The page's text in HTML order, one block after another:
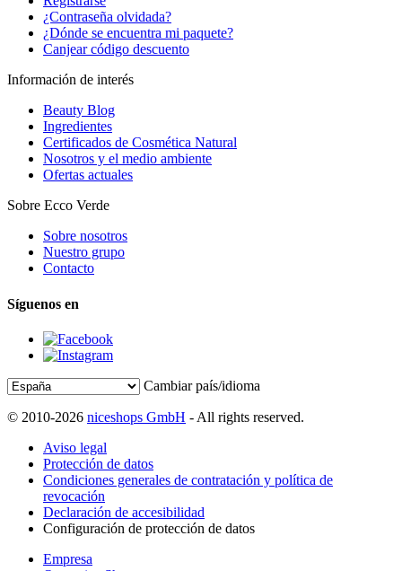
¿Contraseña olvidada?
¿Dónde se encuentra mi paquete?
Canjear código descuento
Información de interés
Beauty Blog
Ingredientes
Certificados de Cosmética Natural
Nosotros y el medio ambiente
Ofertas actuales
Sobre Ecco Verde
Sobre nosotros
Nuestro grupo
Contacto
Síguenos en
Cambiar país/idioma
© 2010-2026 niceshops GmbH - All rights reserved.
Aviso legal
Protección de datos
Condiciones generales de contratación y política de
revocación
Declaración de accesibilidad
Configuración de protección de datos
Empresa